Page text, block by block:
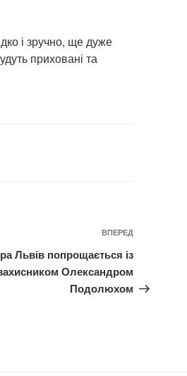
і зручно, ще дуже
приховані та
Наступний
запис
ВПЕРЕД
Львів попрощається із
Олександром
Подолюхом